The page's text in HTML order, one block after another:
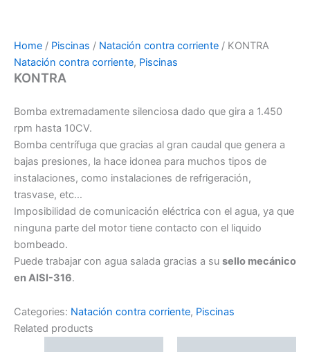
Home / Piscinas / Natación contra corriente / KONTRA
Natación contra corriente, Piscinas
KONTRA
Bomba extremadamente silenciosa dado que gira a 1.450
rpm hasta 10CV.
Bomba centrífuga que gracias al gran caudal que genera a
bajas presiones, la hace idonea para muchos tipos de
instalaciones, como instalaciones de refrigeración,
trasvase, etc…
Imposibilidad de comunicación eléctrica con el agua, ya que
ninguna parte del motor tiene contacto con el liquido
bombeado.
Puede trabajar con agua salada gracias a su sello mecánico
en AISI-316.
Categories: Natación contra corriente, Piscinas
Related products